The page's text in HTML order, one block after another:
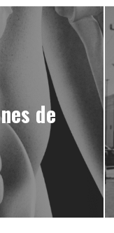
de